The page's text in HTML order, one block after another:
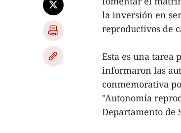
la inversión en
reproductivos de
Esta es una tarea
informaron las
conmemorativa
"Autonomía
Departamento de